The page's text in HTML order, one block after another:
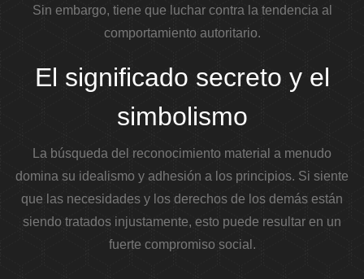
Sin embargo, tiene que luchar contra la tendencia al
comportamiento autoritario.
El significado secreto y el
simbolismo
La búsqueda del reconocimiento material a menudo
domina su idealismo y adhesión a los principios. Si siente
que las necesidades y los derechos de los demás están
siendo tratados injustamente, esto puede resultar en un
fuerte compromiso social.